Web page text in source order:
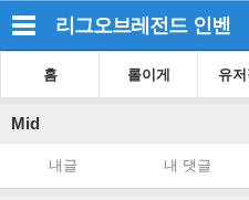
리그오브레전드 인벤
홈 롤이게 유
Mid
내글 내 댓글